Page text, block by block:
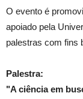
O evento é
apoiado pela
palestras com fins
Palestra:
"A ciência em